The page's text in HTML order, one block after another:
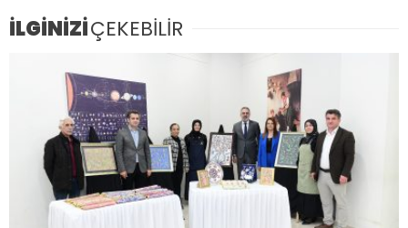
İLGİNİZİÇEKEBİLİR